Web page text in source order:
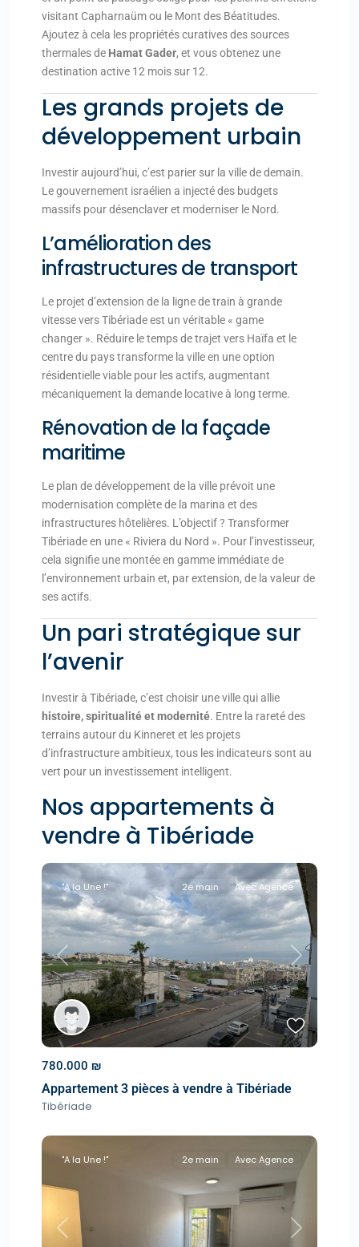
visitant Capharnaüm ou le Mont des Béatitudes.
Ajoutez à cela les propriétés curatives des sources
thermales de Hamat Gader, et vous obtenez une
destination active 12 mois sur 12.
Les grands projets de
développement urbain
Investir aujourd’hui, c’est parier sur la ville de demain.
Le gouvernement israélien a injecté des budgets
massifs pour désenclaver et moderniser le Nord.
L’amélioration des
infrastructures de transport
Le projet d’extension de la ligne de train à grande
vitesse vers Tibériade est un véritable « game
changer ». Réduire le temps de trajet vers Haïfa et le
centre du pays transforme la ville en une option
résidentielle viable pour les actifs, augmentant
mécaniquement la demande locative à long terme.
Rénovation de la façade
maritime
Le plan de développement de la ville prévoit une
modernisation complète de la marina et des
infrastructures hôtelières. L’objectif ? Transformer
Tibériade en une « Riviera du Nord ». Pour l’investisseur,
cela signifie une montée en gamme immédiate de
l’environnement urbain et, par extension, de la valeur de
ses actifs.
Un pari stratégique sur
l’avenir
Investir à Tibériade, c’est choisir une ville qui allie
histoire, spiritualité et modernité. Entre la rareté des
terrains autour du Kinneret et les projets
d’infrastructure ambitieux, tous les indicateurs sont au
vert pour un investissement intelligent.
Nos appartements à
vendre à Tibériade
Previous Next
"A la Une !" 2e main Avec Agence
780.000 ₪
Appartement 3 pièces à vendre à Tibériade
Tibériade
Previous Next
"A la Une !" 2e main Avec Agence